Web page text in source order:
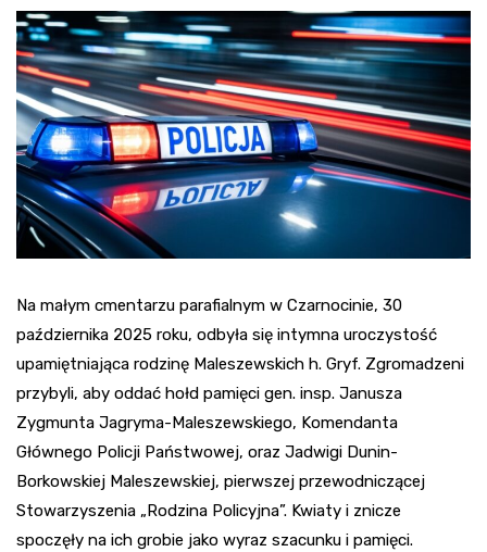
Na małym cmentarzu parafialnym w Czarnocinie, 30
października 2025 roku, odbyła się intymna uroczystość
upamiętniająca rodzinę Maleszewskich h. Gryf. Zgromadzeni
przybyli, aby oddać hołd pamięci gen. insp. Janusza
Zygmunta Jagryma-Maleszewskiego, Komendanta
Głównego Policji Państwowej, oraz Jadwigi Dunin-
Borkowskiej Maleszewskiej, pierwszej przewodniczącej
Stowarzyszenia „Rodzina Policyjna”. Kwiaty i znicze
spoczęły na ich grobie jako wyraz szacunku i pamięci.